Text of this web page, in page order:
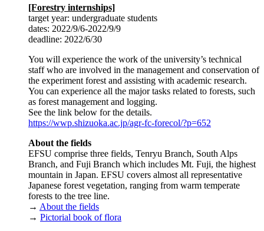
[Forestry internships]
target year: undergraduate students
dates: 2022/9/6-2022/9/9
deadline: 2022/6/30
You will experience the work of the university’s technical
staff who are involved in the management and conservation of
the experiment forest and assisting with academic research.
You can experience all the major tasks related to forests, such
as forest management and logging.
See the link below for the details.
https://wwp.shizuoka.ac.jp/agr-fc-forecol/?p=652
About the fields
EFSU comprise three fields, Tenryu Branch, South Alps
Branch, and Fuji Branch which includes Mt. Fuji, the highest
mountain in Japan. EFSU covers almost all representative
Japanese forest vegetation, ranging from warm temperate
forests to the tree line.
→ About the fields
→ Pictorial book of flora